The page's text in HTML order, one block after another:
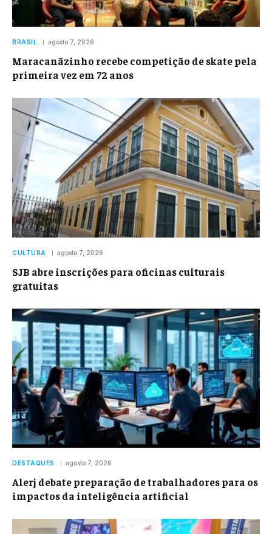
BRASIL agosto 7, 2026
Maracanãzinho recebe competição de skate pela
primeira vez em 72 anos
CULTURA agosto 7, 2026
SJB abre inscrições para oficinas culturais
gratuitas
DESTAQUES agosto 7, 2026
Alerj debate preparação de trabalhadores para os
impactos da inteligência artificial